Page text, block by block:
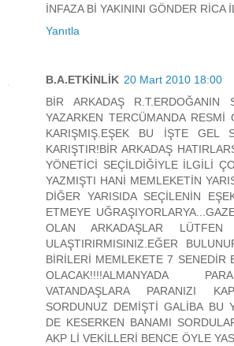
İNFAZA Bİ YAKININI GÖNDER RİCA
Yanıtla
B.A.ETKİNLİK 20 Mart 2010 18:00
BİR ARKADAŞ R.T.ERDOĞANIN
YAZARKEN TERCÜMANDA RESMİ
KARIŞMIŞ.EŞEK BU İŞTE GEL
KARIŞTIR!BİR ARKADAŞ
YÖNETİCİ SEÇİLDİĞİYLE İLGİLİ
YAZMIŞTI HANİ MEMLEKETİN
DİĞER YARISIDA SEÇİLENİN
ETMEYE
OLAN ARKADAŞLAR LÜTFEN
ULAŞTIRIRMISINIZ.EĞER
BİRİLERİ MEMLEKETE 7 SENEDİR
OLACAK!!!!ALMANYADA
VATANDAŞLARA PARANIZI
SORDUNUZ DEMİŞTİ GALİBA BU
DE KESERKEN BANAMI
AKP Lİ VEKİLLERİ BENCE ÖYLE